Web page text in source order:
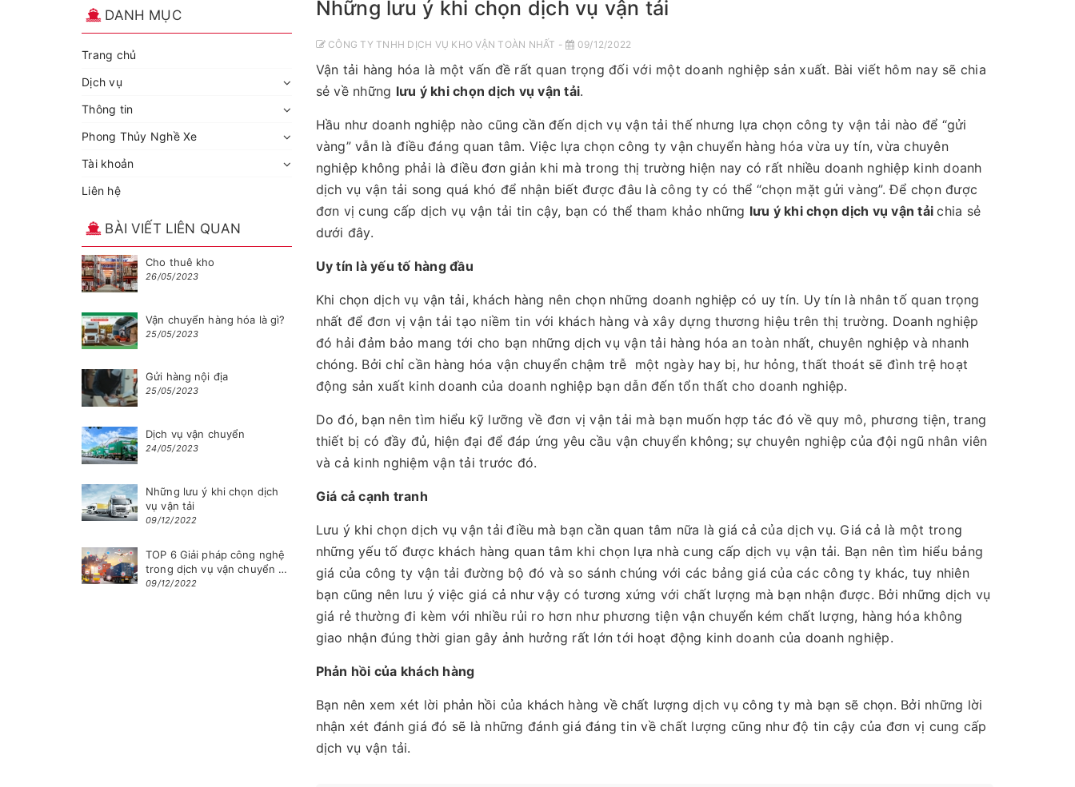
Những lưu ý khi chọn dịch vụ vận tải
CÔNG TY TNHH DỊCH VỤ KHO VẬN TOÀN NHẤT - 09/12/2022
Vận tải hàng hóa là một vấn đề rất quan trọng đối với một doanh nghiệp sản xuất. Bài viết hôm nay sẽ chia
sẻ về những lưu ý khi chọn dịch vụ vận tải.
Hầu như doanh nghiệp nào cũng cần đến dịch vụ vận tải thế nhưng lựa chọn công ty vận tải nào để “gửi
vàng” vẫn là điều đáng quan tâm. Việc lựa chọn công ty vận chuyển hàng hóa vừa uy tín, vừa chuyên
nghiệp không phải là điều đơn giản khi mà trong thị trường hiện nay có rất nhiều doanh nghiệp kinh doanh
dịch vụ vận tải song quá khó để nhận biết được đâu là công ty có thể “chọn mặt gửi vàng”. Để chọn được
đơn vị cung cấp dịch vụ vận tải tin cậy, bạn có thể tham khảo những lưu ý khi chọn dịch vụ vận tảichia sẻ
dưới đây.
Uy tín là yếu tố hàng đầu
Khi chọn dịch vụ vận tải, khách hàng nên chọn những doanh nghiệp có uy tín. Uy tín là nhân tố quan trọng
nhất để đơn vị vận tải tạo niềm tin với khách hàng và xây dựng thương hiệu trên thị trường. Doanh nghiệp
đó hải đảm bảo mang tới cho bạn những dịch vụ vận tải hàng hóa an toàn nhất, chuyên nghiệp và nhanh
chóng. Bởi chỉ cần hàng hóa vận chuyển chậm trễ một ngày hay bị, hư hỏng, thất thoát sẽ đình trệ hoạt
động sản xuất kinh doanh của doanh nghiệp bạn dẫn đến tổn thất cho doanh nghiệp.
Do đó, bạn nên tìm hiểu kỹ lưỡng về đơn vị vận tải mà bạn muốn hợp tác đó về quy mô, phương tiện, trang
thiết bị có đầy đủ, hiện đại để đáp ứng yêu cầu vận chuyển không; sự chuyên nghiệp của đội ngũ nhân viên
và cả kinh nghiệm vận tải trước đó.
Giá cả cạnh tranh
Lưu ý khi chọn dịch vụ vận tải điều mà bạn cần quan tâm nữa là giá cả của dịch vụ. Giá cả là một trong
những yếu tố được khách hàng quan tâm khi chọn lựa nhà cung cấp dịch vụ vận tải. Bạn nên tìm hiểu bảng
giá của công ty vận tải đường bộ đó và so sánh chúng với các bảng giá của các công ty khác, tuy nhiên
bạn cũng nên lưu ý việc giá cả như vậy có tương xứng với chất lượng mà bạn nhận được. Bởi những dịch vụ
giá rẻ thường đi kèm với nhiều rủi ro hơn như phương tiện vận chuyển kém chất lượng, hàng hóa không
giao nhận đúng thời gian gây ảnh hưởng rất lớn tới hoạt động kinh doanh của doanh nghiệp.
Phản hồi của khách hàng
Bạn nên xem xét lời phản hồi của khách hàng về chất lượng dịch vụ công ty mà bạn sẽ chọn. Bởi những lời
nhận xét đánh giá đó sẽ là những đánh giá đáng tin về chất lượng cũng như độ tin cậy của đơn vị cung cấp
dịch vụ vận tải.
DANH MỤC
Trang chủ
Dịch vụ
Thông tin
Phong Thủy Nghề Xe
Tài khoản
Liên hệ
BÀI VIẾT LIÊN QUAN
Cho thuê kho
26/05/2023
Vận chuyển hàng hóa là gì?
25/05/2023
Gửi hàng nội địa
25/05/2023
Dịch vụ vận chuyển
24/05/2023
Những lưu ý khi chọn dịch
vụ vận tải
09/12/2022
TOP 6 Giải pháp công nghệ
trong dịch vụ vận chuyển uy
tín
09/12/2022